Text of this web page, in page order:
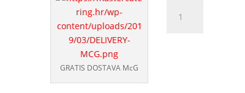
GRATIS DOSTAVA McG
šoker